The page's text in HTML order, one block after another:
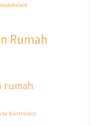
Rumah
rumah
Kontraktor